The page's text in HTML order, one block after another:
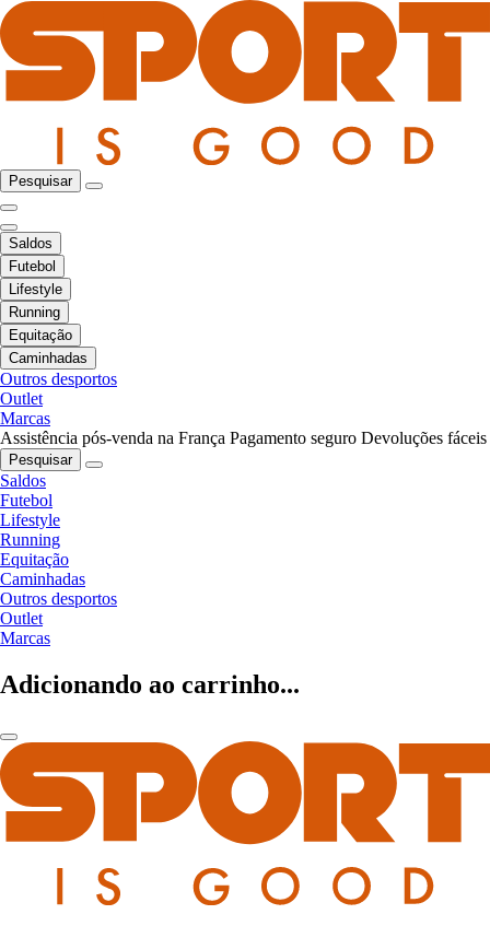
Pesquisar
Saldos
Futebol
Lifestyle
Running
Equitação
Caminhadas
Outros desportos
Outlet
Marcas
Assistência pós-venda na França Pagamento seguro Devoluções fáceis
Pesquisar
Saldos
Futebol
Lifestyle
Running
Equitação
Caminhadas
Outros desportos
Outlet
Marcas
Adicionando ao carrinho...